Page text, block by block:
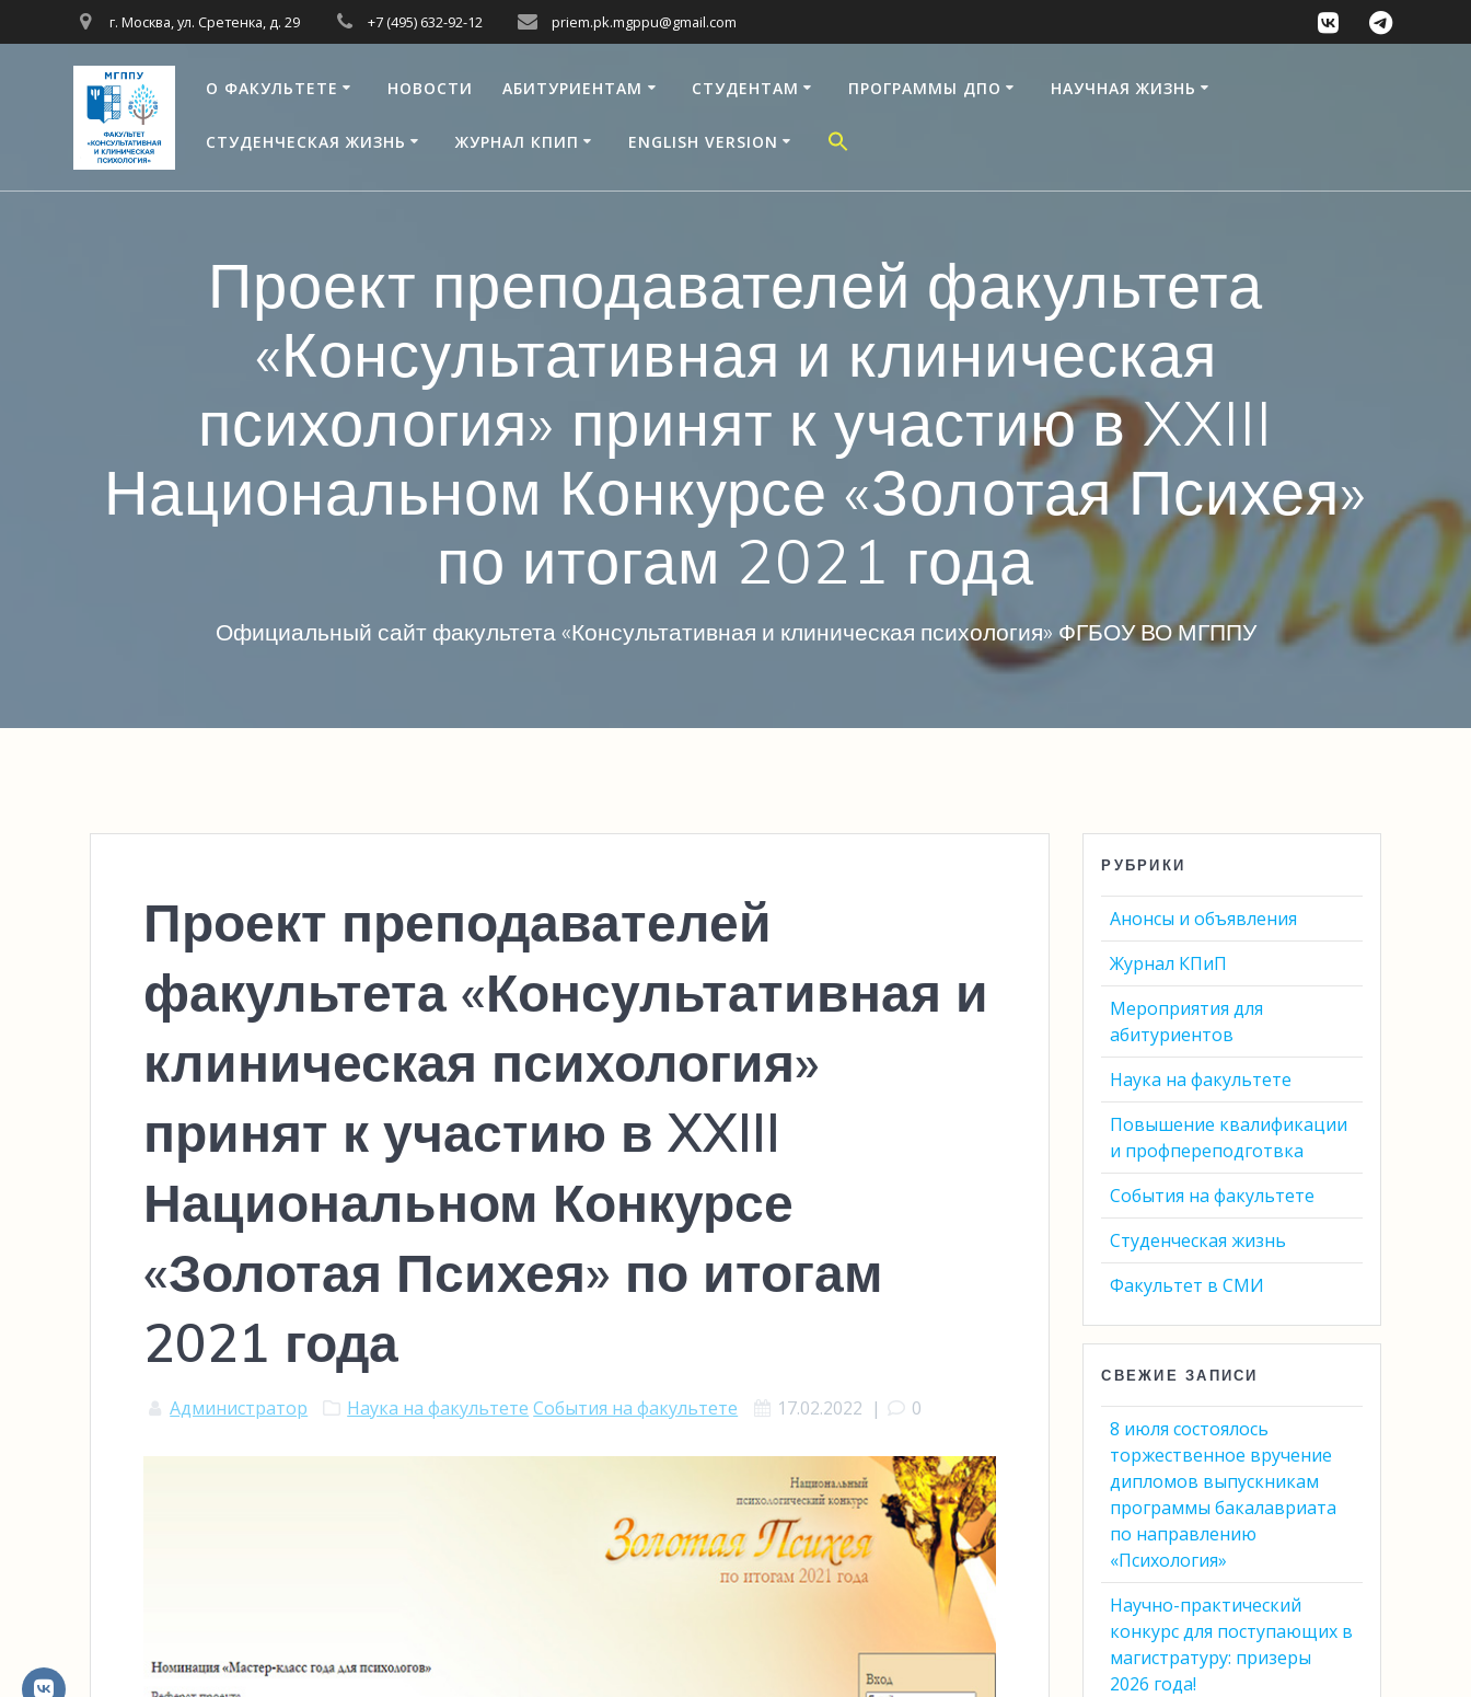
к
контенту
г. Москва, ул. Сретенка, д. 29 +7 (495) 632-92-12 priem.pk.mgppu@gmail.com
О ФАКУЛЬТЕТЕ НОВОСТИ АБИТУРИЕНТАМ СТУДЕНТАМ ПРОГРАММЫ ДПО НАУЧНАЯ ЖИЗНЬ
СТУДЕНЧЕСКАЯ ЖИЗНЬ ЖУРНАЛ КПИП ENGLISH VERSION
Проект преподавателей факультета
«Консультативная и клиническая
психология» принят к участию в XXIII
Национальном Конкурсе «Золотая Психея»
по итогам 2021 года
Официальный сайт факультета «Консультативная и клиническая психология» ФГБОУ ВО МГППУ
Проект преподавателей
факультета «Консультативная и
клиническая психология»
принят к участию в XXIII
Национальном Конкурсе
«Золотая Психея» по итогам
2021 года
Администратор Наука на факультете События на факультете 17.02.2022 | 0
РУБРИКИ
Анонсы и объявления
Журнал КПиП
Мероприятия для
абитуриентов
Наука на факультете
Повышение квалификации
и профпереподготвка
События на факультете
Студенческая жизнь
Факультет в СМИ
СВЕЖИЕ ЗАПИСИ
8 июля состоялось
торжественное вручение
дипломов выпускникам
программы бакалавриата
по направлению
«Психология»
Научно-практический
конкурс для поступающих в
магистратуру: призеры
2026 года!